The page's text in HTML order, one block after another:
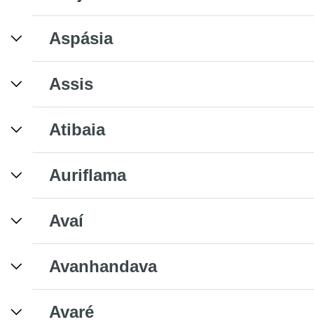
Aspásia
Assis
Atibaia
Auriflama
Avaí
Avanhandava
Avaré